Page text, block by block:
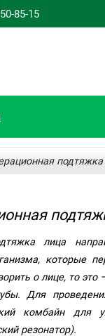
85-15
лица
которые
о лице, то это
Для
комбайн для
резонатор).